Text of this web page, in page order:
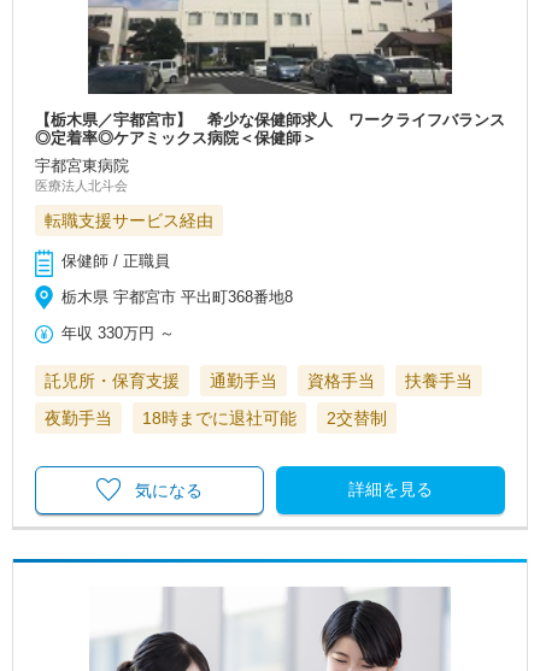
【栃木県／宇都宮市】 希少な保健師求人 ワークライフバランス
◎定着率◎ケアミックス病院＜保健師＞
宇都宮東病院
医療法人北斗会
転職支援サービス経由
保健師 / 正職員
栃木県 宇都宮市 平出町368番地8
年収 330万円 ～
託児所・保育支援 通勤手当 資格手当
扶養手当
夜勤手当
18時までに退社可能 2交替制
詳細を見る
気になる